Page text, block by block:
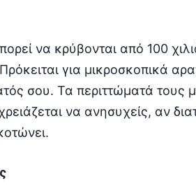
να κρύβονται από 100
για μικροσκοπικά
σου. Τα περιττώματά
να ανησυχείς, αν